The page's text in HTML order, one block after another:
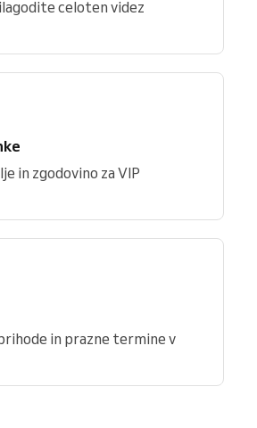
celoten videz
in zgodovino za VIP
in prazne termine v